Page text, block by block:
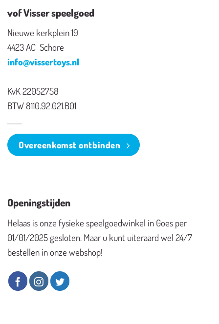
vof Visser speelgoed
Nieuwe kerkplein 19
4423 AC Schore
info@vissertoys.nl
KvK 22052758
BTW 8110.92.021.B01
Overeenkomst ontbinden
Openingstijden
Helaas is onze fysieke speelgoedwinkel in Goes per
01/01/2025 gesloten. Maar u kunt uiteraard wel 24/7
bestellen in onze webshop!